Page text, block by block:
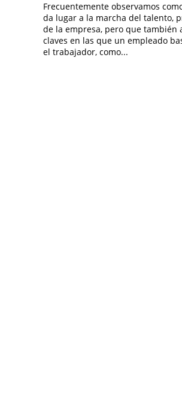
Frecuentemente observamos
da lugar a la marcha del talento,
de la empresa, pero que también
claves en las que un empleado
el trabajador, como...